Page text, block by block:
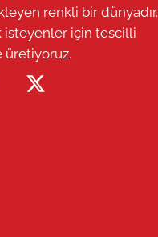
renkli bir dünyadır.
isteyenler için tescilli
üretiyoruz.